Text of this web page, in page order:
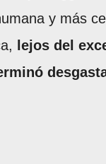
y más
lejos del